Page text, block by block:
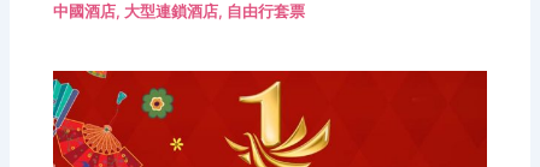
中國酒店, 大型連鎖酒店, 自由行套票